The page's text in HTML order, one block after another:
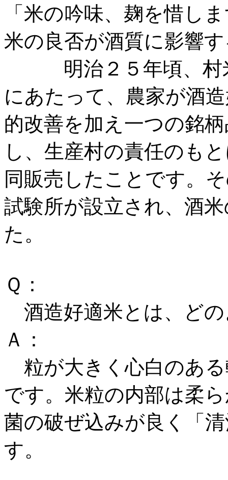
「米の吟味、麹を惜し
米の良否が酒質に影響
明治２５年頃、村米
にあたって、農家が酒
的改善を加え一つの銘
し、生産村の責任のも
同販売したことです。
試験所が設立され、酒
た。
Ｑ：
酒造好適米とは、ど
Ａ：
粒が大きく心白のあ
です。米粒の内部は柔
菌の破ぜ込みが良く「
す。